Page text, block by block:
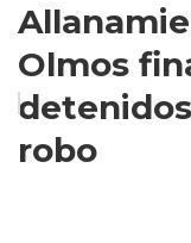
Olmos
robo